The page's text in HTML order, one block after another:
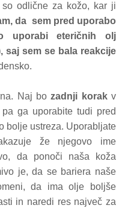
odlične za kožo, kar ji
da sem pred uporabo
uporabi eteričnih olj
saj sem se bala reakcije
Naj bozadnji korakv
ga uporabite tudi pred
bolje ustreza. Uporabljate
že njegovo ime
da ponoči naša koža
je, da se bariera naše
da ima olje boljše
in naredi res največ za